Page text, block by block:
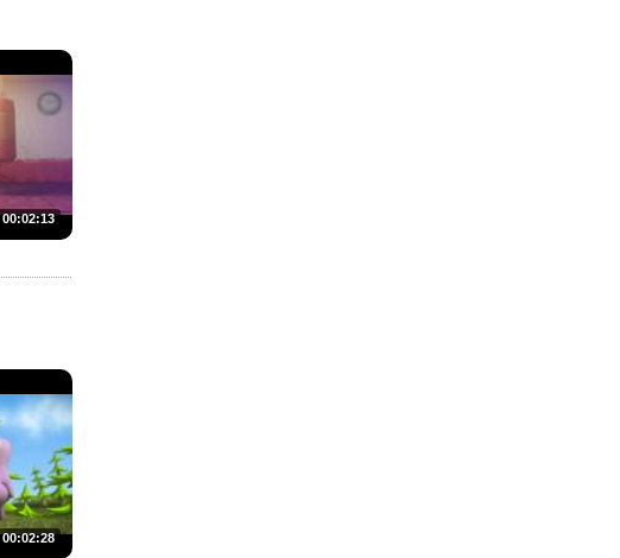
00:02:13
00:02:28